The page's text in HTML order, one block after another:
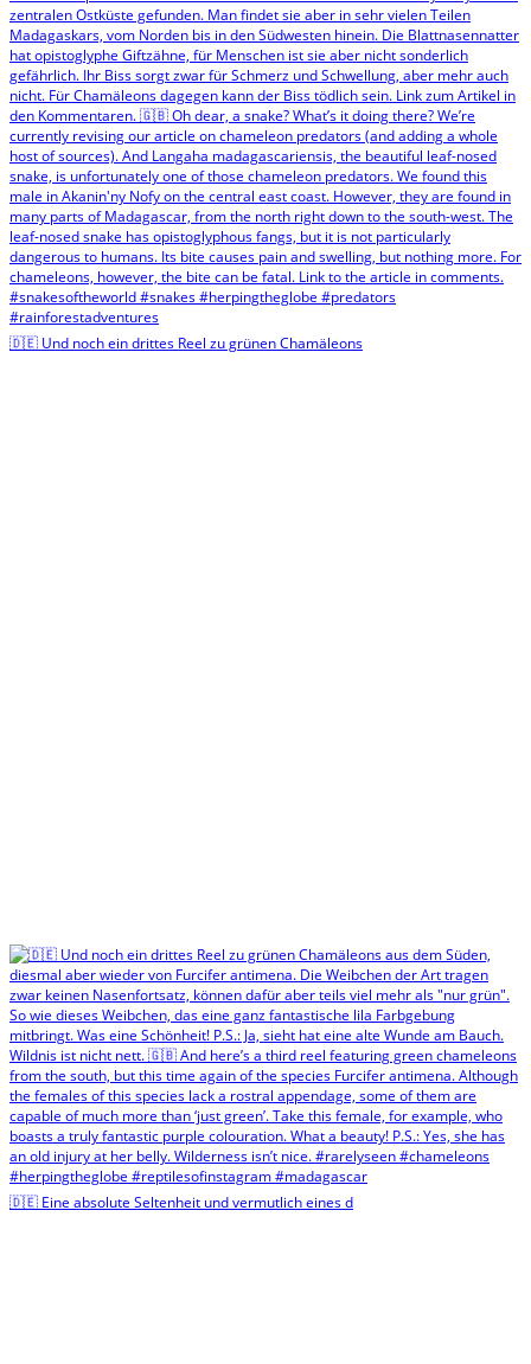
🇩🇪 Und noch ein drittes Reel zu grünen Chamäleons
🇩🇪 Eine absolute Seltenheit und vermutlich eines d